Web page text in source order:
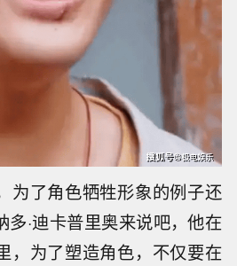
为了角色牺牲形象的例子还
多·迪卡普里奥来说吧，他在
，为了塑造角色，不仅要在